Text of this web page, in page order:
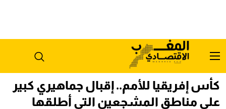
كأس إفريقيا للأمم.. إقبال جماهيري كبير
على مناطق المشجعين التي أطلقها